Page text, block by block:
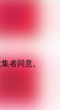
者同意。